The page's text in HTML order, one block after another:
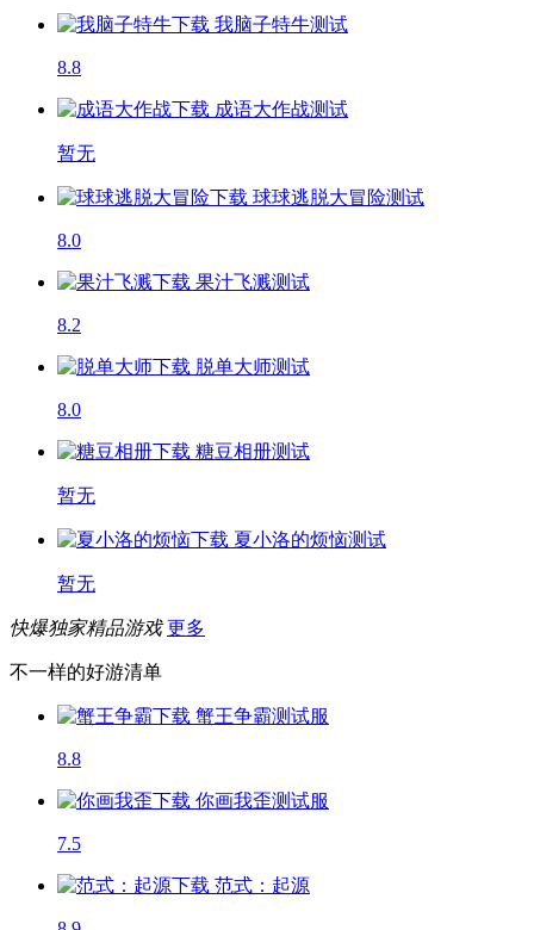
我脑子特牛测试
8.8
成语大作战测试
暂无
球球逃脱大冒险测试
8.0
果汁飞溅测试
8.2
脱单大师测试
8.0
糖豆相册测试
暂无
夏小洛的烦恼测试
暂无
快爆独家精品游戏 更多
不一样的好游清单
蟹王争霸测试服
8.8
你画我歪测试服
7.5
范式：起源